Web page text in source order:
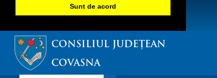
Sunt de acord
CONSILIUL JUDEȚEAN
COVASNA